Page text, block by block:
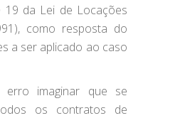
da Lei de Locações
como resposta do
a ser aplicado ao caso
erro imaginar que se
os contratos de